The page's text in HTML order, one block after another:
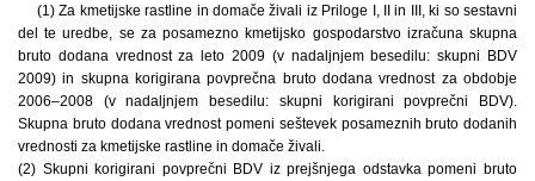
(1) Za kmetijske rastline in domače živali iz Priloge I, II in III, ki so sestavni
del te uredbe, se za posamezno kmetijsko gospodarstvo izračuna skupna
bruto dodana vrednost za leto 2009 (v nadaljnjem besedilu: skupni BDV
2009) in skupna korigirana povprečna bruto dodana vrednost za obdobje
2006–2008 (v nadaljnjem besedilu: skupni korigirani povprečni BDV).
Skupna bruto dodana vrednost pomeni seštevek posameznih bruto dodanih
vrednosti za kmetijske rastline in domače živali.
(2) Skupni korigirani povprečni BDV iz prejšnjega odstavka pomeni bruto